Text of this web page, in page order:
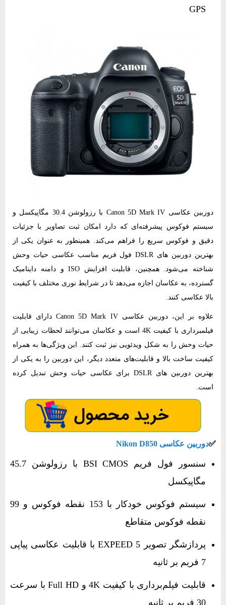
GPS
دوربین عکاسی Canon 5D Mark IV با رزولوشن 30.4 مگاپیکسل و
سیستم فوکوس پیشرفته‌ای که دارد امکان ثبت تصاویر با جزئیات
دقیق و فوکوس سریع را فراهم می‌کند. همینطور به عنوان یکی از
بهترین دوربین های DSLR فول فریم مناسب عکاسی حیات وحش
شناخته می‌شود. همچنین، قابلیت افزایش ISO و دامنه داینامیک
گسترده، به عکاسان اجازه می‌دهد تا در شرایط نوری مختلف با کیفیت
بالا عکاسی کنند.
علاوه بر این، دوربین عکاسی Canon 5D Mark IV دارای قابلیت
فیلمبرداری با کیفیت 4K است و عکاسان می‌توانند لحظات زیبایی از
حیات وحش را به شکل ویدئویی نیز ثبت کنند. این ویژگی‌ها به همراه
کیفیت ساخت بالا و قابلیت‌های متعدد دیگر، این دوربین را به یکی از
بهترین دوربین های DSLR برای عکاسی حیات وحش تبدیل کرده
است.
✅​دوربین عکاسی Nikon D850
سنسور فول‌ فریم BSI CMOS با رزولوشن 45.7
مگاپیکسل
سیستم فوکوس خودکار با 153 نقطه فوکوس و 99
نقطه فوکوس متقاطع
پردازشگر تصویر EXPEED 5 با قابلیت عکاسی پیاپی
7 فریم بر ثانیه
قابلیت فیلم‌برداری با کیفیت 4K و Full HD با سرعت
30 فریم بر ثانیه